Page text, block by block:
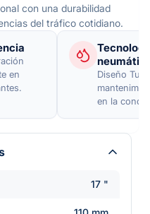
con una durabilidad
del tráfico cotidiano.
en
Diseño
en la
17 "